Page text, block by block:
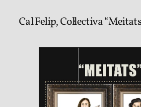
Cal Felip, Col·lectiva